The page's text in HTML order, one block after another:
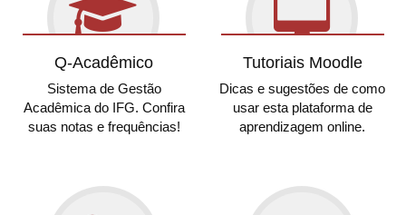
Q-Acadêmico
Sistema de Gestão
Acadêmica do IFG. Confira
suas notas e frequências!
Tutoriais Moodle
Dicas e sugestões de como
usar esta plataforma de
aprendizagem online.